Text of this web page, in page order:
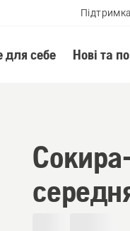
для себе Нові та